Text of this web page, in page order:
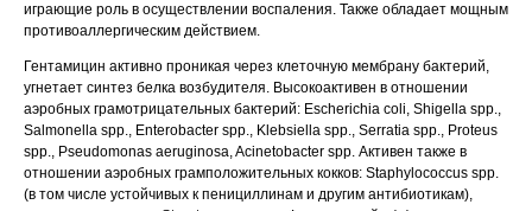
играющие роль в осуществлении воспаления. Также обладает мощным
противоаллергическим действием.
Гентамицин активно проникая через клеточную мембрану бактерий,
угнетает синтез белка возбудителя. Высокоактивен в отношении
аэробных грамотрицательных бактерий: Escherichia coli, Shigella spp.,
Salmonella spp., Enterobacter spp., Klebsiella spp., Serratia spp., Proteus
spp., Pseudomonas aeruginosa, Acinetobacter spp. Активен также в
отношении аэробных грамположительных кокков: Staphylococcus spp.
(в том числе устойчивых к пенициллинам и другим антибиотикам),